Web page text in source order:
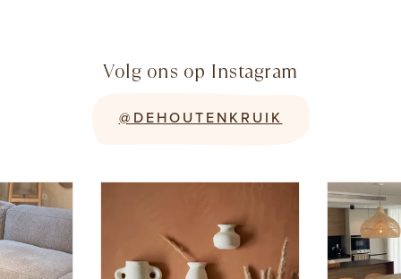
Volg ons op Instagram
@DEHOUTENKRUIK